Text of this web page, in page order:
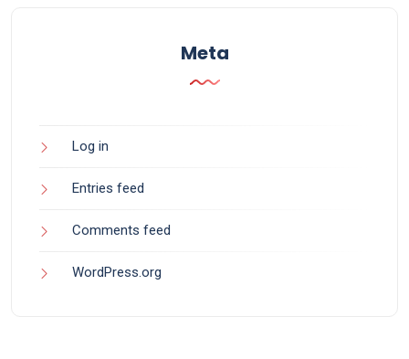
Meta
Log in
Entries feed
Comments feed
WordPress.org